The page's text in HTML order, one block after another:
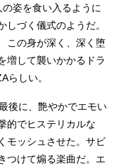
姿を食い入るように
しづく儀式のようだ。
この身が深く、深く堕
増して襲いかかるドラ
らしい。
後に、艶やかでエモい
的でヒステリカルな
モッシュさせた。サビ
つけて煽る楽曲だ。エ